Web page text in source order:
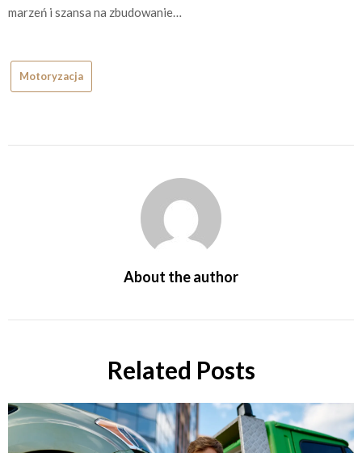
marzeń i szansa na zbudowanie…
Motoryzacja
About the author
Related Posts